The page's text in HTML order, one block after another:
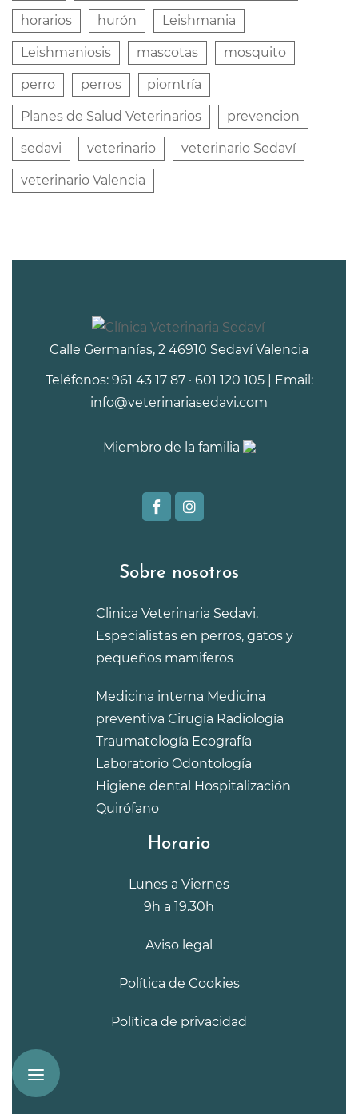
horarios hurón Leishmania
Leishmaniosis mascotas mosquito
perro perros piomtría
Planes de Salud Veterinarios prevencion
sedavi veterinario veterinario Sedaví
veterinario Valencia
Calle Germanías, 2 46910 Sedaví Valencia
Teléfonos: 961 43 17 87 · 601 120 105 | Email:
info@veterinariasedavi.com
Miembro de la familia
Sobre nosotros
Clinica Veterinaria Sedavi.
Especialistas en perros, gatos y
pequeños mamiferos
Medicina interna Medicina
preventiva Cirugía Radiología
Traumatología Ecografía
Laboratorio Odontología
Higiene dental Hospitalización
Quirófano
Horario
Lunes a Viernes
9h a 19.30h
Aviso legal
Política de Cookies
Política de privacidad